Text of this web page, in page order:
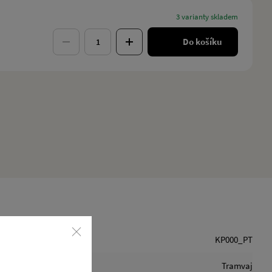
3 varianty skladem
Do košíku
KP000_PT
Tramvaj